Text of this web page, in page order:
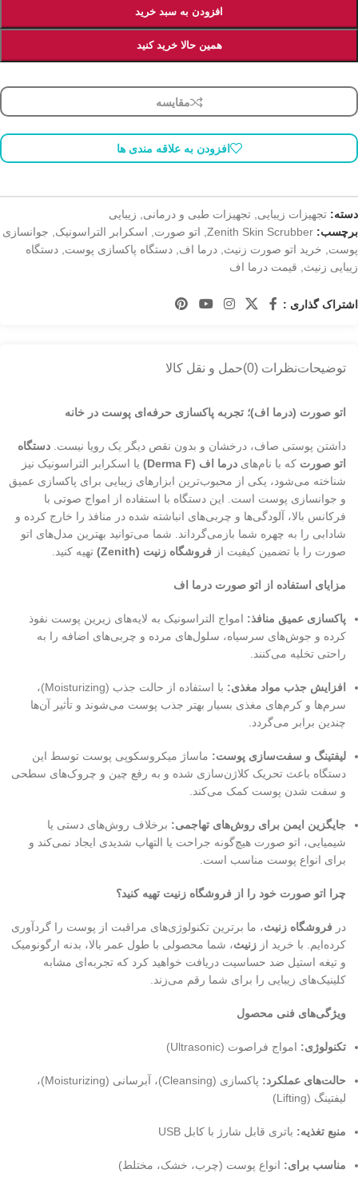
افزودن به سبد خرید
همین حالا خرید کنید
مقایسه
افزودن به علاقه مندی ها
دسته: تجهیزات زیبایی, تجهیزات طبی و درمانی, زیبایی
برچسب: Zenith Skin Scrubber
, اتو صورت, اسکرابر التراسونیک, جوانسازی
پوست, خرید اتو صورت زنیث, درما اف, دستگاه پاکسازی پوست, دستگاه
زیبایی زنیث, قیمت درما اف
اشتراک گذاری :
توضیحاتنظرات (0) حمل و نقل کالا
اتو صورت (درما اف)؛ تجربه پاکسازی حرفه‌ای پوست در خانه
داشتن پوستی صاف، درخشان و بدون نقص دیگر یک رویا نیست. دستگاه
اتو صورت که با نام‌های درما اف (Derma F)
یا اسکرابر التراسونیک نیز
شناخته می‌شود، یکی از محبوب‌ترین ابزارهای زیبایی برای پاکسازی عمیق
و جوانسازی پوست است. این دستگاه با استفاده از امواج صوتی با
فرکانس بالا، آلودگی‌ها و چربی‌های انباشته شده در منافذ را خارج کرده و
شادابی را به چهره شما بازمی‌گرداند. شما می‌توانید بهترین مدل‌های اتو
صورت را با تضمین کیفیت از فروشگاه زنیت (Zenith) تهیه کنید.
مزایای استفاده از اتو صورت درما اف
پاکسازی عمیق منافذ: امواج التراسونیک به لایه‌های زیرین پوست نفوذ
کرده و جوش‌های سرسیاه، سلول‌های مرده و چربی‌های اضافه را به
راحتی تخلیه می‌کنند.
افزایش جذب مواد مغذی:
با استفاده از حالت جذب (Moisturizing)،
سرم‌ها و کرم‌های مغذی بسیار بهتر جذب پوست می‌شوند و تأثیر آن‌ها
چندین برابر می‌گردد.
لیفتینگ و سفت‌سازی پوست: ماساژ میکروسکوپی پوست توسط این
دستگاه باعث تحریک کلاژن‌سازی شده و به رفع چین و چروک‌های سطحی
و سفت شدن پوست کمک می‌کند.
جایگزین ایمن برای روش‌های تهاجمی: برخلاف روش‌های دستی یا
شیمیایی، اتو صورت هیچ‌گونه جراحت یا التهاب شدیدی ایجاد نمی‌کند و
برای انواع پوست مناسب است.
چرا اتو صورت خود را از فروشگاه زنیت تهیه کنید؟
در فروشگاه زنیث، ما برترین تکنولوژی‌های مراقبت از پوست را گردآوری
کرده‌ایم. با خرید از زنیث، شما محصولی با طول عمر بالا، بدنه ارگونومیک
و تیغه‌ استیل ضد حساسیت دریافت خواهید کرد که تجربه‌ای مشابه
کلینیک‌های زیبایی را برای شما رقم می‌زند.
ویژگی‌های فنی محصول
تکنولوژی: امواج فراصوت (Ultrasonic)
حالت‌های عملکرد:
پاکسازی (Cleansing)، آبرسانی (Moisturizing)،
لیفتینگ (Lifting)
منبع تغذیه: باتری قابل شارژ با کابل USB
مناسب برای: انواع پوست (چرب، خشک، مختلط)